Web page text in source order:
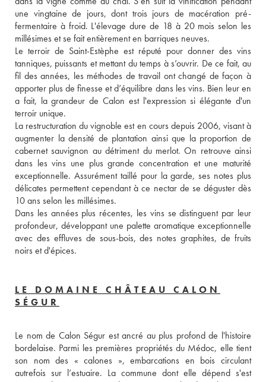
une vingtaine de jours, dont trois jours de macération pré-
fermentaire à froid. L'élevage dure de 18 à 20 mois selon les
millésimes et se fait entièrement en barriques neuves.
Le terroir de Saint-Estèphe est réputé pour donner des vins
tanniques, puissants et mettant du temps à s’ouvrir. De ce fait, au
fil des années, les méthodes de travail ont changé de façon à
apporter plus de finesse et d’équilibre dans les vins. Bien leur en
a fait, la grandeur de Calon est l'expression si élégante d'un
terroir unique.
La restructuration du vignoble est en cours depuis 2006, visant à
augmenter la densité de plantation ainsi que la proportion de
cabernet sauvignon au détriment du merlot. On retrouve ainsi
dans les vins une plus grande concentration et une maturité
exceptionnelle. Assurément taillé pour la garde, ses notes plus
délicates permettent cependant à ce nectar de se déguster dès
10 ans selon les millésimes.
Dans les années plus récentes, les vins se distinguent par leur
profondeur, développant une palette aromatique exceptionnelle
avec des effluves de sous-bois, des notes graphites, de fruits
LE DOMAINE CHÂTEAU CALON
SÉGUR
Le nom de Calon Ségur est ancré au plus profond de l'histoire
bordelaise. Parmi les premières propriétés du Médoc, elle tient
son nom des « calones », embarcations en bois circulant
autrefois sur l’estuaire. La commune dont elle dépend s'est